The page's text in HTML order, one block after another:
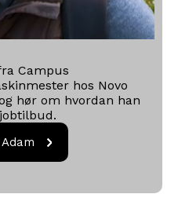
Campus
hos Novo
hør om hvordan han